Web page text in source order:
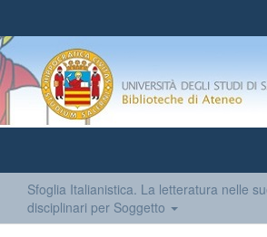
Sfoglia Italianistica. La letteratura nelle
disciplinari per Soggetto